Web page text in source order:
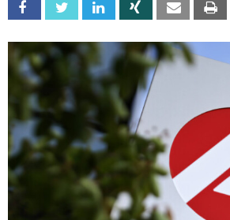
Facebook Twitter Linkedin Xing Email